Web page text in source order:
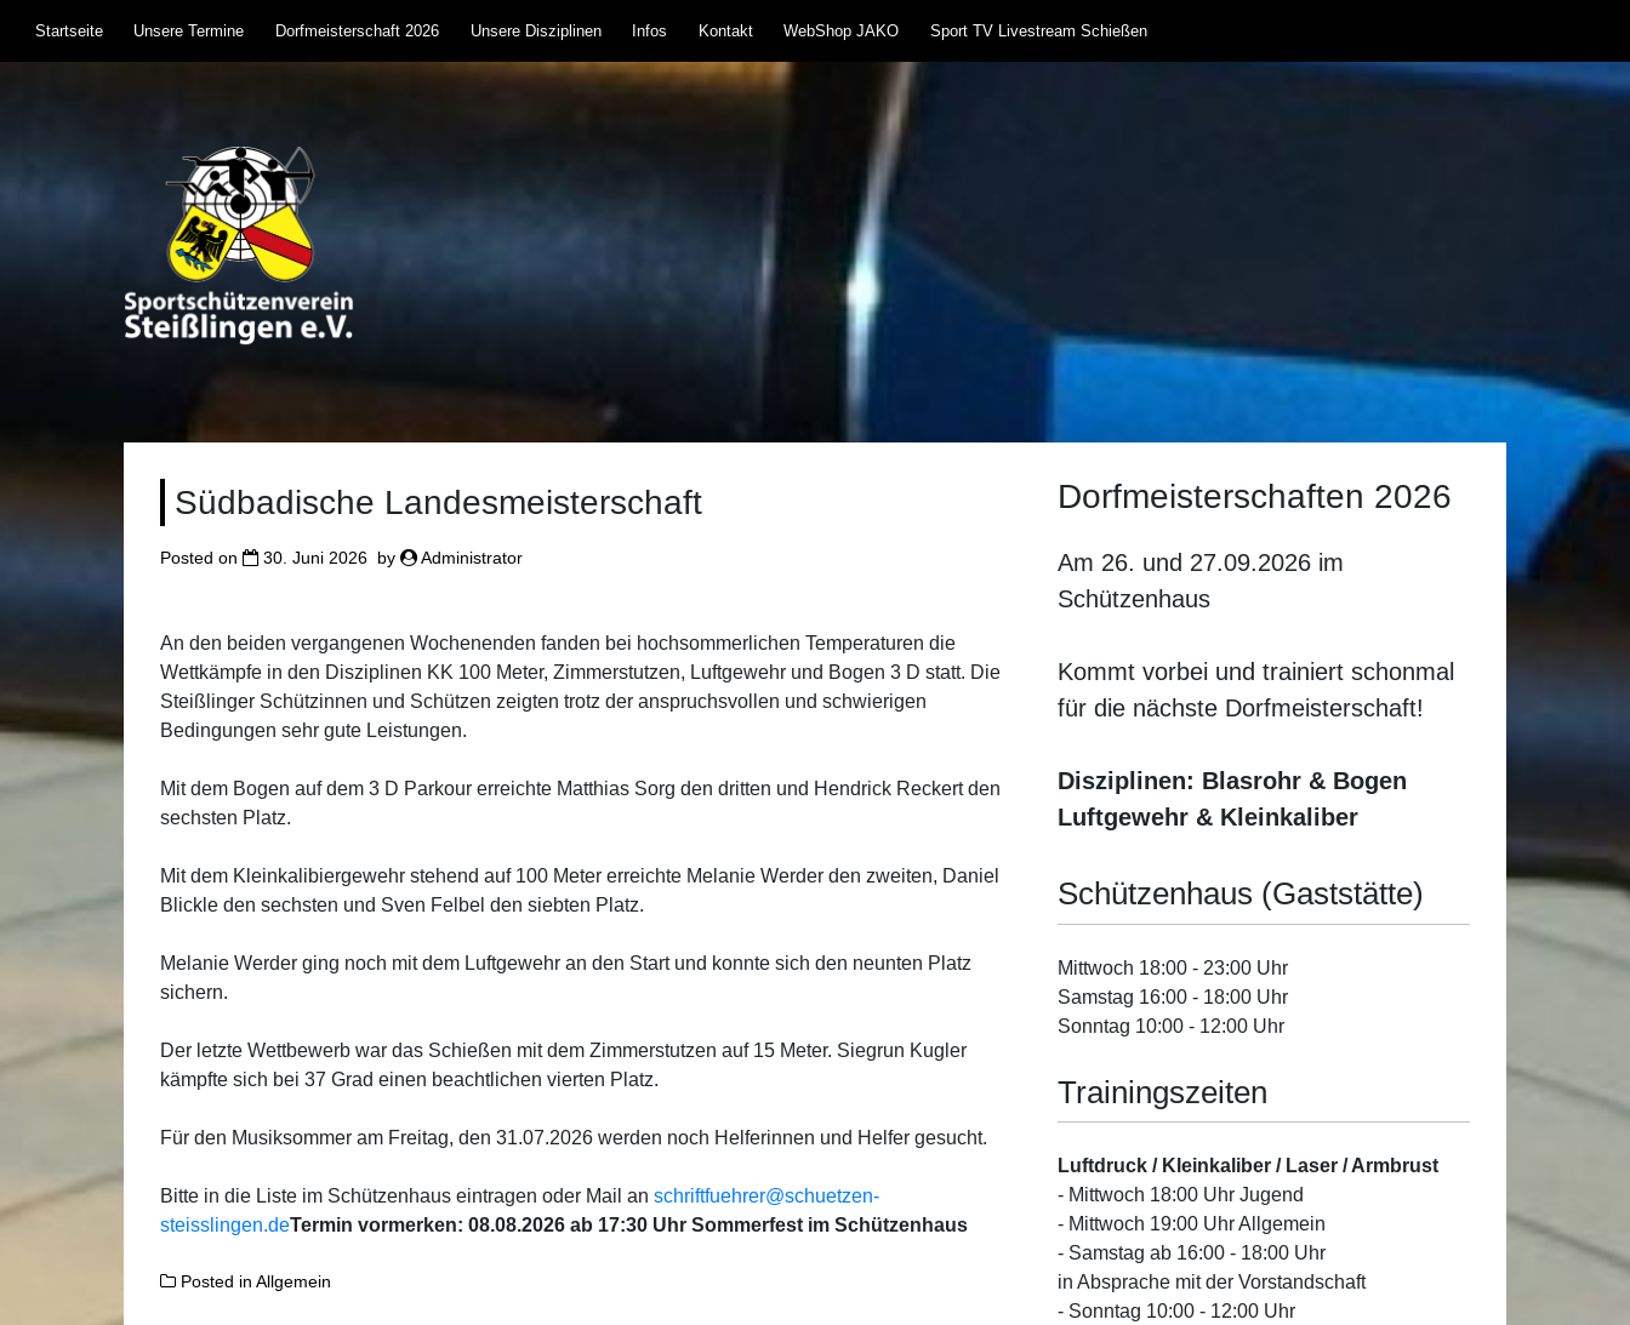
Startseite Unsere Termine Dorfmeisterschaft 2026 Unsere Disziplinen Infos Kontakt WebShop JAKO Sport TV Livestream Schießen
Sportschützenverein Steißlingen 1957 e.V
Südbadische Landesmeisterschaft
Posted on 30. Juni 2026 by Administrator
An den beiden vergangenen Wochenenden fanden bei hochsommerlichen Temperaturen die
Wettkämpfe in den Disziplinen KK 100 Meter, Zimmerstutzen, Luftgewehr und Bogen 3 D statt. Die
Steißlinger Schützinnen und Schützen zeigten trotz der anspruchsvollen und schwierigen
Bedingungen sehr gute Leistungen.
Mit dem Bogen auf dem 3 D Parkour erreichte Matthias Sorg den dritten und Hendrick Reckert den
sechsten Platz.
Mit dem Kleinkalibiergewehr stehend auf 100 Meter erreichte Melanie Werder den zweiten, Daniel
Blickle den sechsten und Sven Felbel den siebten Platz.
Melanie Werder ging noch mit dem Luftgewehr an den Start und konnte sich den neunten Platz
sichern.
Der letzte Wettbewerb war das Schießen mit dem Zimmerstutzen auf 15 Meter. Siegrun Kugler
kämpfte sich bei 37 Grad einen beachtlichen vierten Platz.
Für den Musiksommer am Freitag, den 31.07.2026 werden noch Helferinnen und Helfer gesucht.
Bitte in die Liste im Schützenhaus eintragen oder Mail an schriftfuehrer@schuetzen-
steisslingen.deTermin vormerken: 08.08.2026 ab 17:30 Uhr Sommerfest im Schützenhaus
Posted in Allgemein
Dorfmeisterschaften 2026
Am 26. und 27.09.2026 im
Schützenhaus
Kommt vorbei und trainiert schonmal
für die nächste Dorfmeisterschaft!
Disziplinen: Blasrohr & Bogen
Luftgewehr & Kleinkaliber
Schützenhaus (Gaststätte)
Mittwoch 18:00 - 23:00 Uhr
Samstag 16:00 - 18:00 Uhr
Sonntag 10:00 - 12:00 Uhr
Trainingszeiten
Luftdruck / Kleinkaliber / Laser / Armbrust
- Mittwoch 18:00 Uhr Jugend
- Mittwoch 19:00 Uhr Allgemein
- Samstag ab 16:00 - 18:00 Uhr
in Absprache mit der Vorstandschaft
- Sonntag 10:00 - 12:00 Uhr